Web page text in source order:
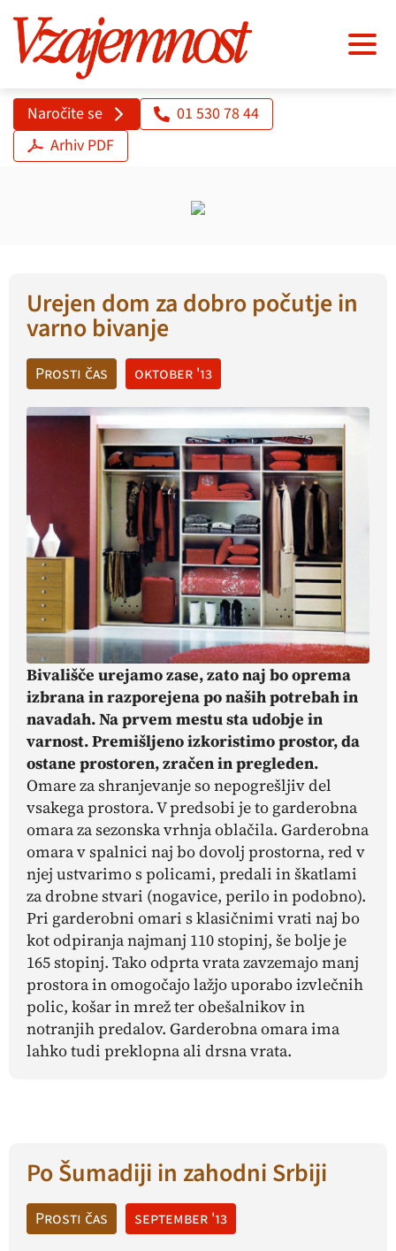
Naročite se
01 530 78 44
Arhiv PDF
Urejen dom za dobro počutje in
varno bivanje
Prosti čas oktober '13
Bivališče urejamo zase, zato naj bo oprema
izbrana in razporejena po naših potrebah in
navadah. Na prvem mestu sta udobje in
varnost. Premišljeno izkoristimo prostor, da
ostane prostoren, zračen in pregleden.
Omare za shranjevanje so nepogrešljiv del
vsakega prostora. V predsobi je to garderobna
omara za sezonska vrhnja oblačila. Garderobna
omara v spalnici naj bo dovolj prostorna, red v
njej ustvarimo s policami, predali in škatlami
za drobne stvari (nogavice, perilo in podobno).
Pri garderobni omari s klasičnimi vrati naj bo
kot odpiranja najmanj 110 stopinj, še bolje je
165 stopinj. Tako odprta vrata zavzemajo manj
prostora in omogočajo lažjo uporabo izvlečnih
polic, košar in mrež ter obešalnikov in
notranjih predalov. Garderobna omara ima
lahko tudi preklopna ali drsna vrata.
Po Šumadiji in zahodni Srbiji
Prosti čas
september '13